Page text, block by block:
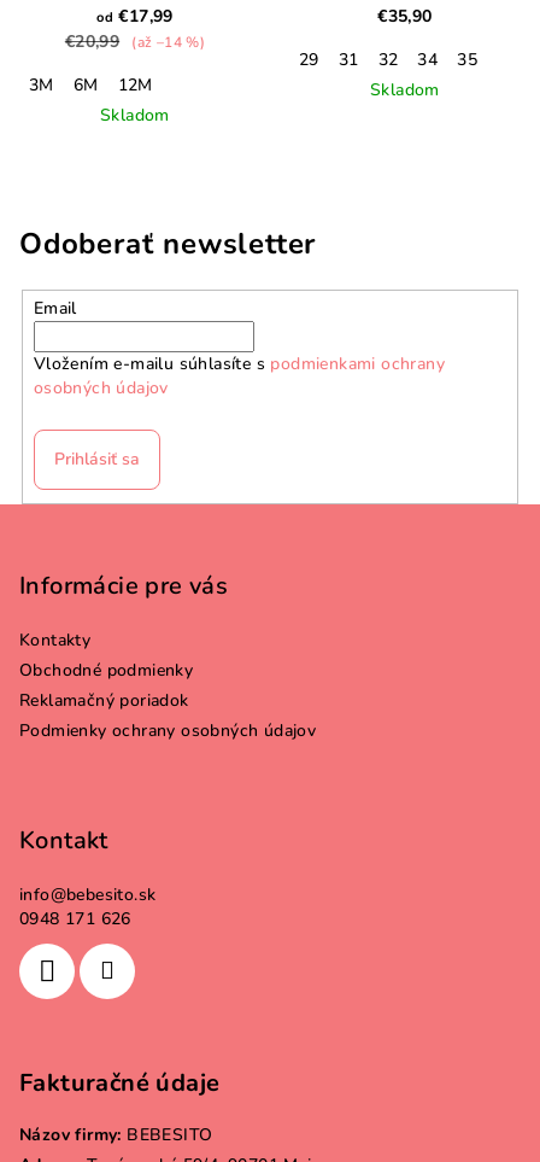
od €17,99
€20,99
(až –14 %)
3M 6M
12M
Skladom
€35,90
29
31 32 34
35
Skladom
Odoberať newsletter
Email
Vložením e-mailu súhlasíte s podmienkami ochrany
osobných údajov
Prihlásiť sa
Informácie pre vás
Kontakty
Obchodné podmienky
Reklamačný poriadok
Podmienky ochrany osobných údajov
Kontakt
info@bebesito.sk
0948 171 626
Fakturačné údaje
Názov firmy: BEBESITO